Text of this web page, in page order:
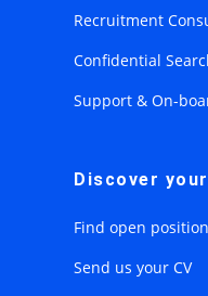
Recruitment
Confidential
Support & On-
Discover
Find open
Send us your CV